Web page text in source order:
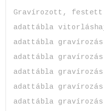
Gravírozott, festett
adattábla
adattábla gravírozás
adattábla gravírozás
adattábla gravírozás
adattábla gravírozás
adattábla gravírozás